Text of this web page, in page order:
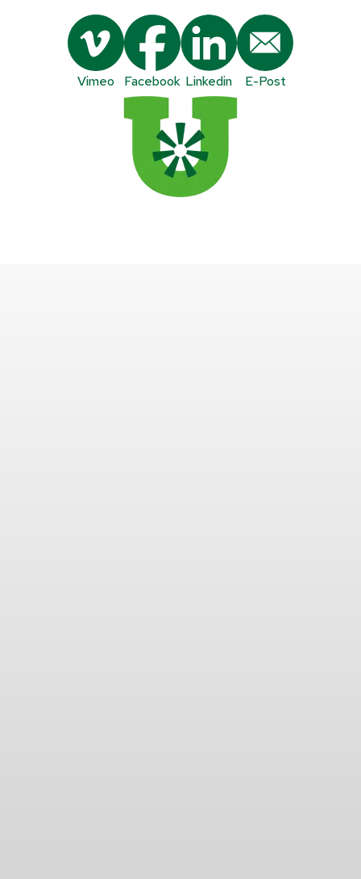
Vimeo Facebook Linkedin E-Post